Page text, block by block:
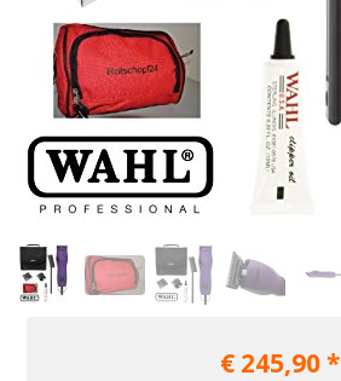
€ 245,90*